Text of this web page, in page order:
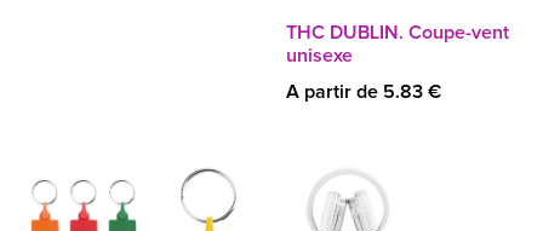
THC DUBLIN. Coupe-vent
unisexe
A partir de 5.83 €